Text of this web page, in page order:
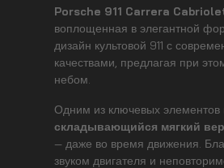
Porsche 911 Carrera
воплощенная в элегантной
дизайн культовой 911 с
качествами, предлагая при
небом.
Одним из ключевых элементов
складывающийся мягкий
— даже во время движения.
звуком двигателя и